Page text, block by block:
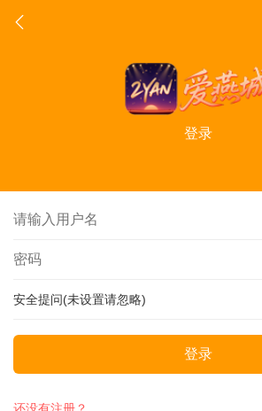
登录
安全提问(未设置请忽略)
登录